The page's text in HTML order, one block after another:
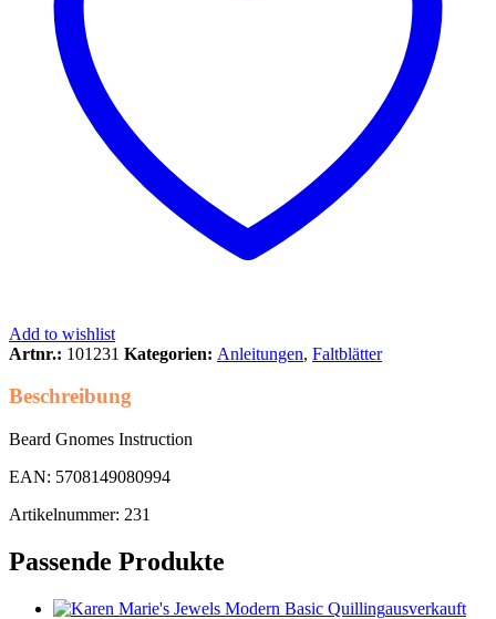
Add to wishlist
Artnr.: 101231 Kategorien: Anleitungen, Faltblätter
Beschreibung
Beard Gnomes Instruction
EAN: 5708149080994
Artikelnummer: 231
Passende Produkte
ausverkauft